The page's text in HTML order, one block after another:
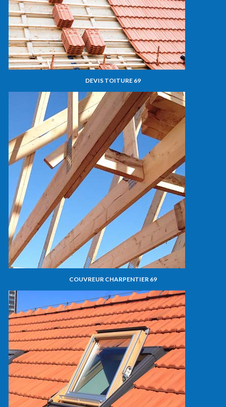
DEVIS TOITURE 69
COUVREUR CHARPENTIER 69